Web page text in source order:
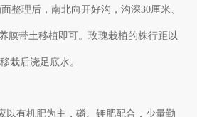
理后，南北向开好沟，沟深30厘米、
膜带土移植即可。玫瑰栽植的株行距以
栽后浇足底水。
有机肥为主，磷、钾肥配合，少量勤